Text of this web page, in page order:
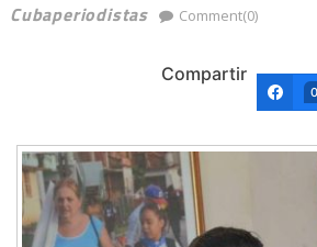
Cubaperiodistas
Comment(0)
Compartir
0